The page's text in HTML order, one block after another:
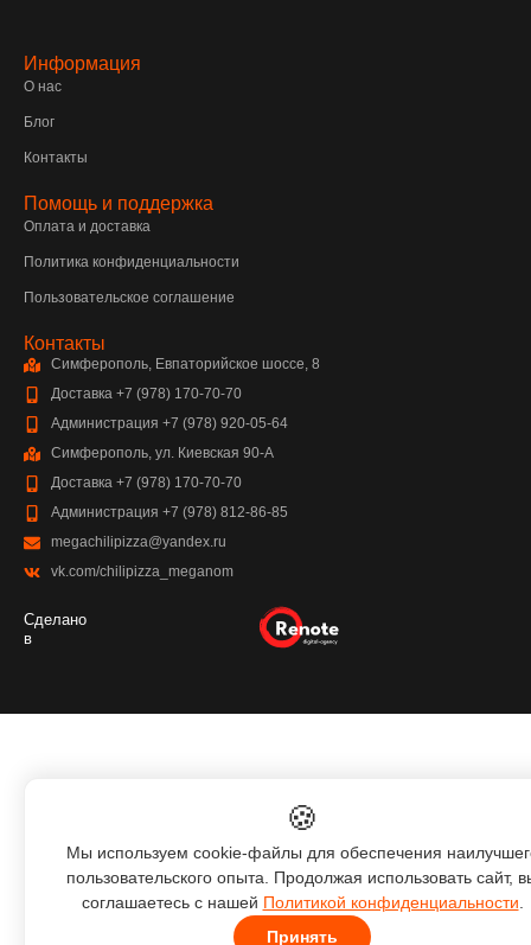
Информация
О нас
Блог
Контакты
Помощь и поддержка
Оплата и доставка
Политика конфиденциальности
Пользовательское соглашение
Контакты
Симферополь, Евпаторийское шоссе, 8
Доставка +7 (978) 170-70-70
Администрация +7 (978) 920-05-64
Симферополь, ул. Киевская 90-А
Доставка +7 (978) 170-70-70
Администрация +7 (978) 812-86-85
megachilipizza@yandex.ru
vk.com/chilipizza_meganom
Сделано
в
🍪
Мы используем cookie-файлы для обеспечения
пользовательского опыта. Продолжая использовать сайт,
соглашаетесь с нашей Политикой конфиденциальности
Принять